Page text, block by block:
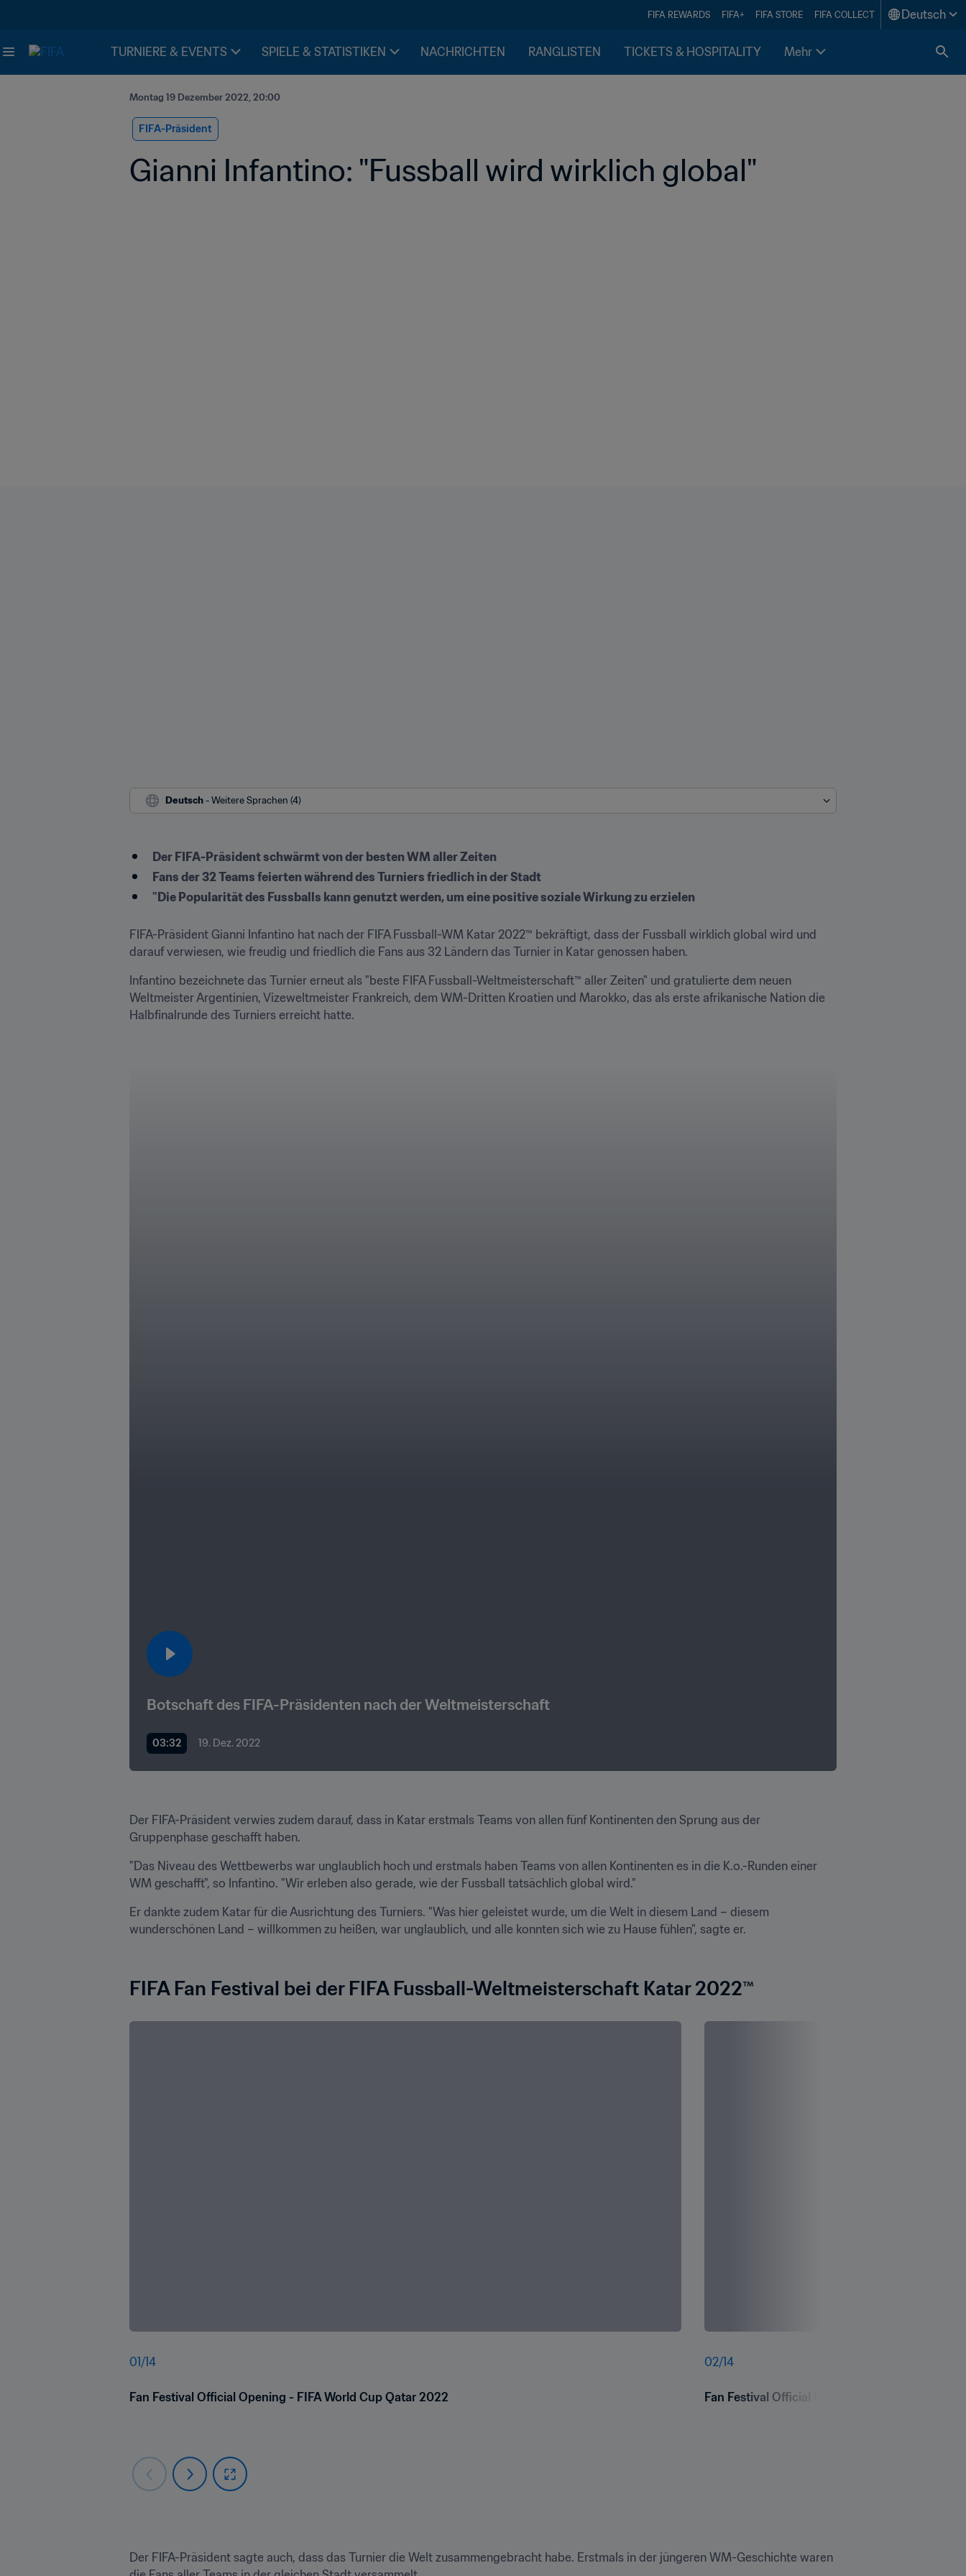
FIFA REWARDS FIFA+ FIFA STORE FIFA COLLECT Deutsch
TURNIERE & EVENTS SPIELE & STATISTIKEN NACHRICHTEN RANGLISTEN TICKETS & HOSPITALITY Mehr
Montag 19 Dezember 2022, 20:00
FIFA-Präsident
Gianni Infantino: "Fussball wird wirklich global"
Deutsch - Weitere Sprachen (4)
Der FIFA-Präsident schwärmt von der besten WM aller Zeiten
Fans der 32 Teams feierten während des Turniers friedlich in der Stadt
"Die Popularität des Fussballs kann genutzt werden, um eine positive soziale Wirkung zu erzielen
FIFA-Präsident Gianni Infantino hat nach der FIFA Fussball-WM Katar 2022™ bekräftigt, dass der Fussball wirklich global wird und
darauf verwiesen, wie freudig und friedlich die Fans aus 32 Ländern das Turnier in Katar genossen haben.
Infantino bezeichnete das Turnier erneut als "beste FIFA Fussball-Weltmeisterschaft™ aller Zeiten" und gratulierte dem neuen
Weltmeister Argentinien, Vizeweltmeister Frankreich, dem WM-Dritten Kroatien und Marokko, das als erste afrikanische Nation die
Halbfinalrunde des Turniers erreicht hatte.
03:32 19. Dez. 2022
Der FIFA-Präsident verwies zudem darauf, dass in Katar erstmals Teams von allen fünf Kontinenten den Sprung aus der
Gruppenphase geschafft haben.
"Das Niveau des Wettbewerbs war unglaublich hoch und erstmals haben Teams von allen Kontinenten es in die K.o.-Runden einer
WM geschafft", so Infantino. "Wir erleben also gerade, wie der Fussball tatsächlich global wird."
Er dankte zudem Katar für die Ausrichtung des Turniers. "Was hier geleistet wurde, um die Welt in diesem Land – diesem
wunderschönen Land – willkommen zu heißen, war unglaublich, und alle konnten sich wie zu Hause fühlen", sagte er.
FIFA Fan Festival bei der FIFA Fussball-Weltmeisterschaft Katar 2022™
01/14
Fan Festival Official Opening - FIFA World Cup Qatar 2022
02/14
Fan Festival Official Opening - FIFA World Cup
Der FIFA-Präsident sagte auch, dass das Turnier die Welt zusammengebracht habe. Erstmals in der jüngeren WM-Geschichte waren